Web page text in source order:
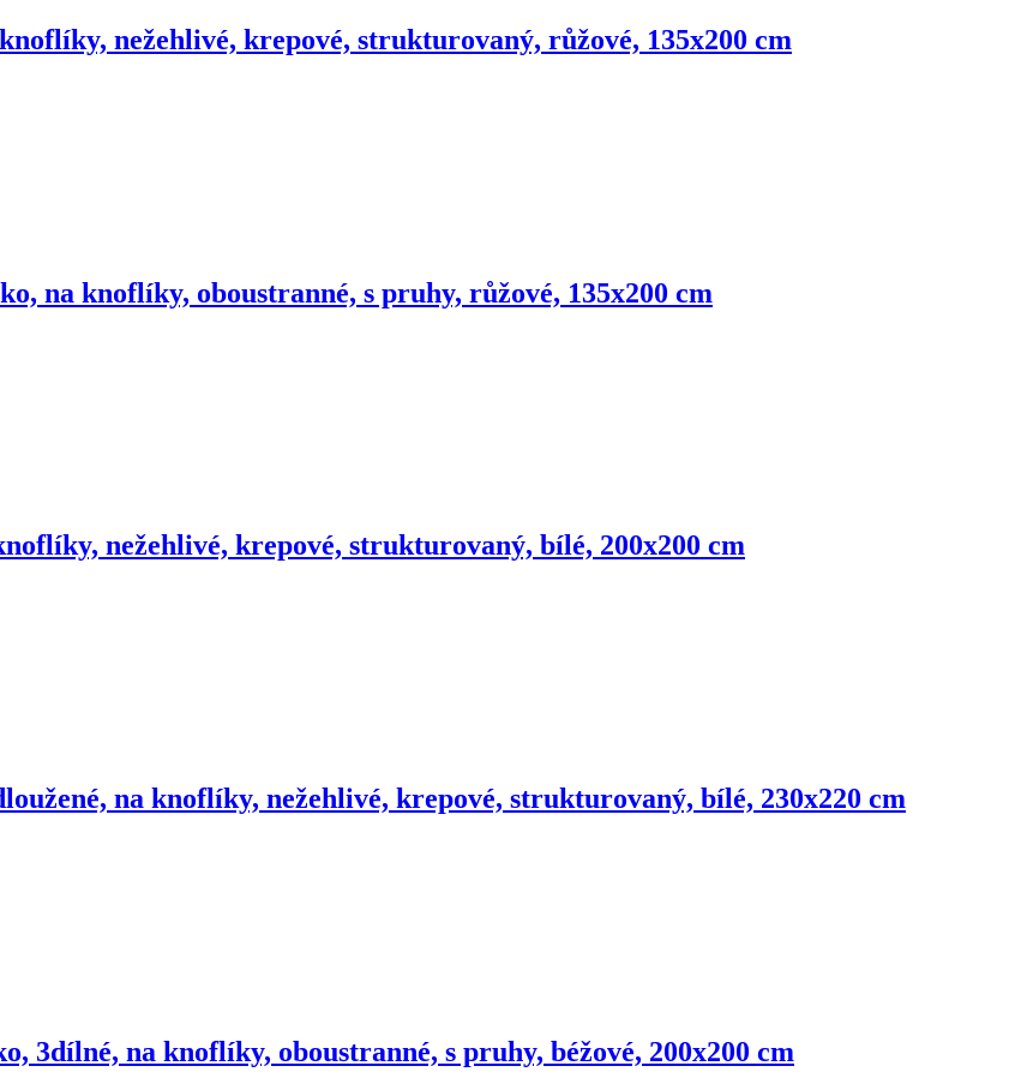
nežehlivé, krepové, strukturovaný, růžové, 135x200 cm
na knoflíky, oboustranné, s pruhy, růžové, 135x200 cm
nežehlivé, krepové, strukturovaný, bílé, 200x200 cm
na knoflíky, nežehlivé, krepové, strukturovaný, bílé, 230x220 cm
3dílné, na knoflíky, oboustranné, s pruhy, béžové, 200x200 cm